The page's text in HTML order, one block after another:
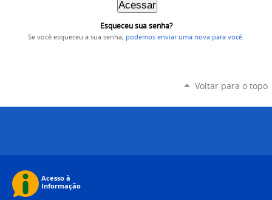
Esqueceu sua senha?
Se você esqueceu a sua senha, podemos enviar uma nova para você
Voltar para o topo